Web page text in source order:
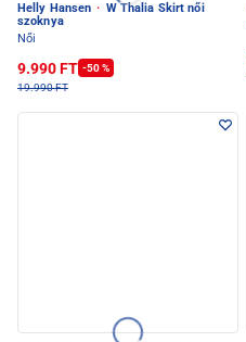
Helly Hansen · W Thalia Skirt női
szoknya
Női
9.990 FT -50 %
19.990 FT